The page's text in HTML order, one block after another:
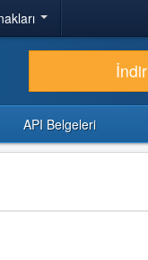
İndir
API Belgeleri